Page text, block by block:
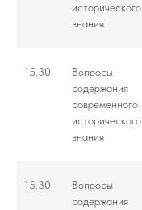
исторического
знания
15.30
Вопросы
содержания
современного
исторического
знания
15.30
Вопросы
содержания